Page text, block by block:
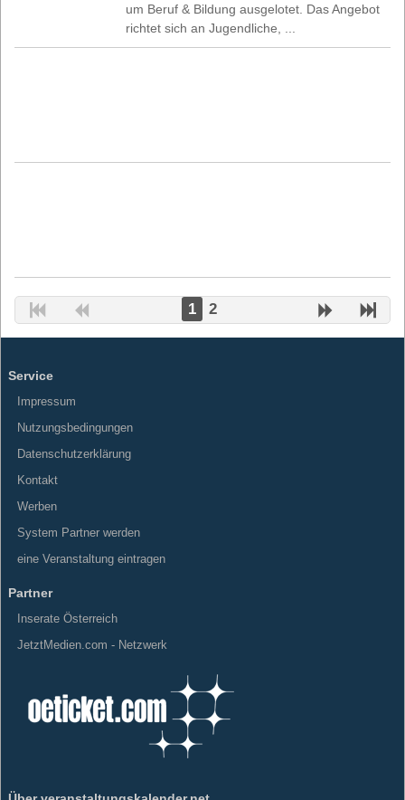
um Beruf & Bildung ausgelotet. Das Angebot
richtet sich an Jugendliche, ...
1 2
Service
Impressum
Nutzungsbedingungen
Datenschutzerklärung
Kontakt
Werben
System Partner werden
eine Veranstaltung eintragen
Partner
Inserate Österreich
JetztMedien.com - Netzwerk